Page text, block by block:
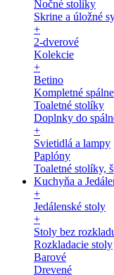
Nočné stolíky
Skrine a úložné
+
2-dverové
Kolekcie
+
Betino
Kompletné spálne
Toaletné stolíky
Doplnky do
+
Svietidlá a lampy
Paplóny
Toaletné stolíky,
Kuchyňa a
+
Jedálenské stoly
+
Stoly bez
Rozkladacie stoly
Barové
Drevené